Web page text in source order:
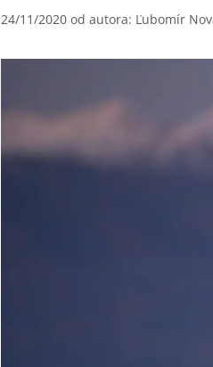
24/11/2020 od autora: Ľubomír